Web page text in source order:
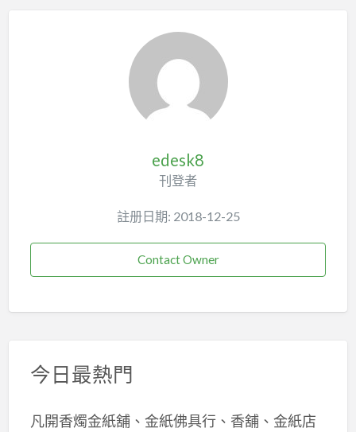
edesk8
刊登者
註册日期: 2018-12-25
Contact Owner
今日最熱門
凡開香燭金紙舖、金紙佛具行、香舖、金紙店